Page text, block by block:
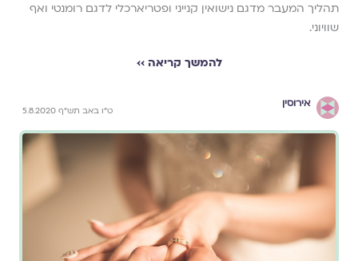
תהליך המעבר מדגם נישואין קנייני ופטריארכלי לדגם רומנטי ואף
שוויוני.
להמשך קריאה ››
אירוסין
ט"ו באב תש"ף 5.8.2020